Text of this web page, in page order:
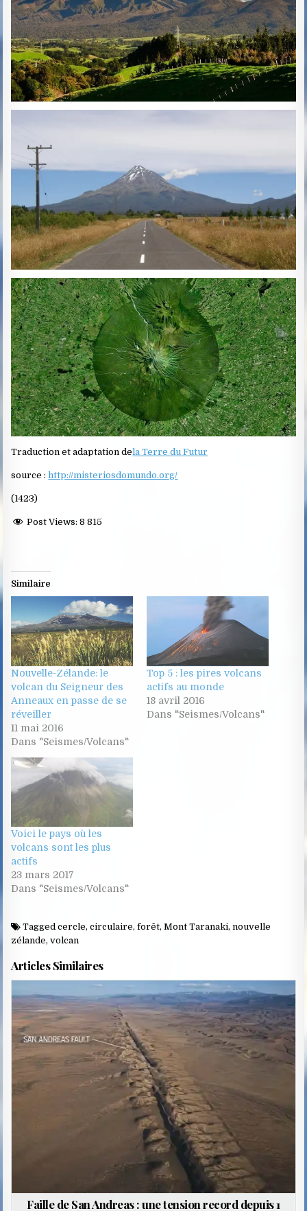
Traduction et adaptation dela Terre du Futur
source :http://misteriosdomundo.org/
(1423)
Post Views: 8 815
Similaire
Nouvelle-Zélande: le
volcan du Seigneur des
Anneaux en passe de se
réveiller
11 mai 2016
Dans "Seismes/Volcans"
Top 5 : les pires volcans
actifs au monde
18 avril 2016
Dans "Seismes/Volcans"
Voici le pays où les
volcans sont les plus
actifs
23 mars 2017
Dans "Seismes/Volcans"
Taggedcercle,circulaire,forêt,Mont Taranaki,nouvelle
zélande,volcan
Articles Similaires
Posted
in
Faille de San Andreas : une tension record depuis 1